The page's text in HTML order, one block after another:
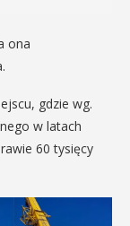
ona
gdzie wg.
w latach
60 tysięcy